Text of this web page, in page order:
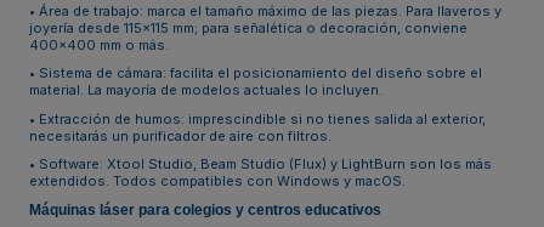
• Área de trabajo: marca el tamaño máximo de las piezas. Para llaveros y
joyería desde 115×115 mm; para señalética o decoración, conviene
400×400 mm o más.
• Sistema de cámara: facilita el posicionamiento del diseño sobre el
material. La mayoría de modelos actuales lo incluyen.
• Extracción de humos: imprescindible si no tienes salida al exterior,
necesitarás un purificador de aire con filtros.
• Software: Xtool Studio, Beam Studio (Flux) y LightBurn son los más
extendidos. Todos compatibles con Windows y macOS.
Máquinas láser para colegios y centros educativos